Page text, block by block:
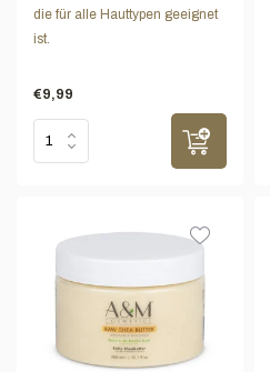
die für alle Hauttypen geeignet
ist.
€9,99